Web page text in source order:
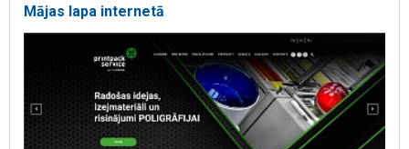
Mājas lapa internetā